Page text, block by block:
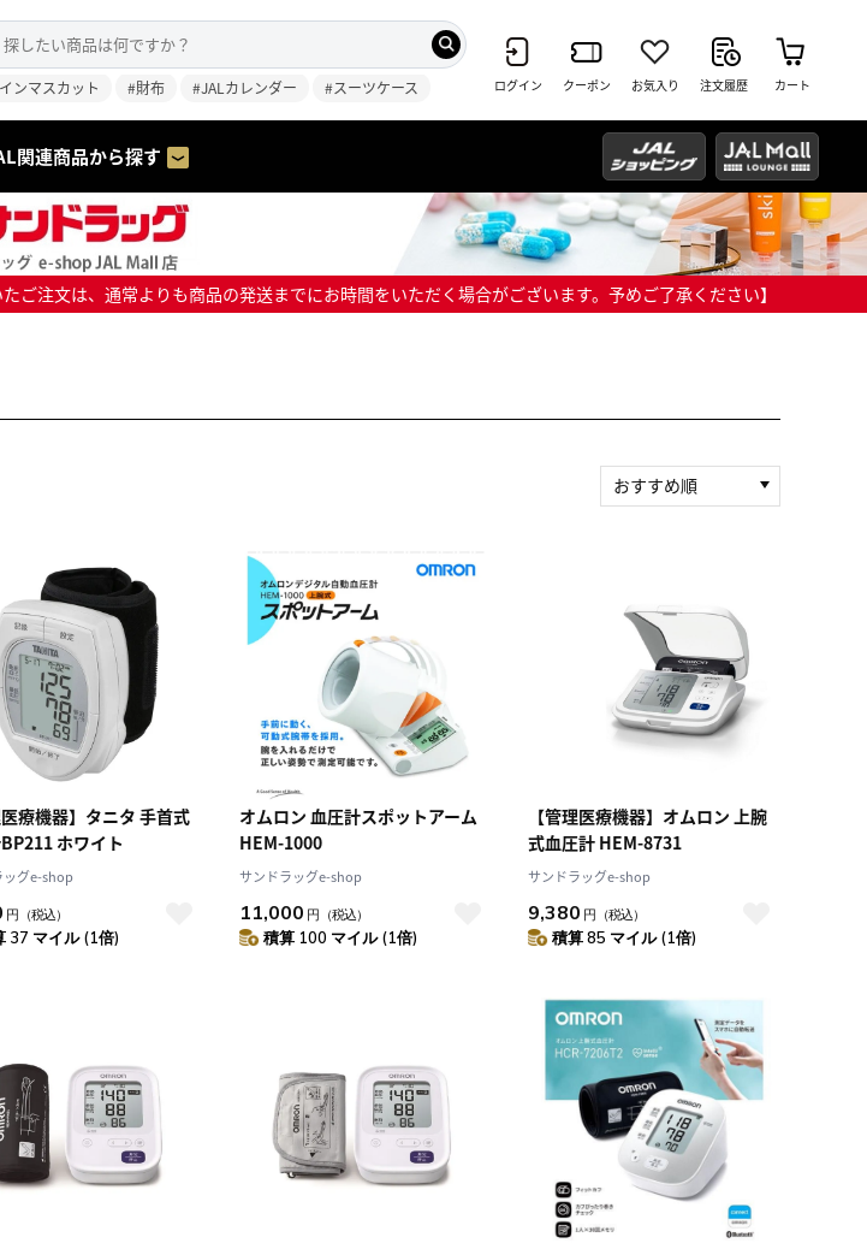
ンマスカット #財布 #JALカレンダー #スーツケース ログイン クーポン お気入り 注文履歴 カート
関連商品から探す
注文は、通常よりも商品の発送までにお時間をいただく場合がございます。予めご了承ください】
水 金 土
2
7 9
10
14 15 16
17
21
おすすめ順
レビュー件数（多い
順）
レビュー評価（高い
順）
価格（安い順）
価格（高い順）
医療機器】タニタ 手首式
ホワイト
ッグe-shop
円 （税込）
37 マイル (1倍)
オムロン 血圧計スポットアーム
HEM-1000
サンドラッグe-shop
11,000 円 （税込）
積算 100 マイル (1倍)
【管理医療機器】オムロン 上腕
式血圧計 HEM-8731
サンドラッグe-shop
9,380 円 （税込）
積算 85 マイル (1倍)